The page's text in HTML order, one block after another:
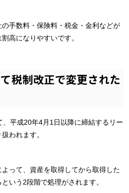
手数料・保険料・税金・金利などが
高になりやすいです。
税制改正で変更された
平成20年4月1日以降に締結するリー
われます。
って、資産を取得してから取得した
いう2段階で処理がされます。